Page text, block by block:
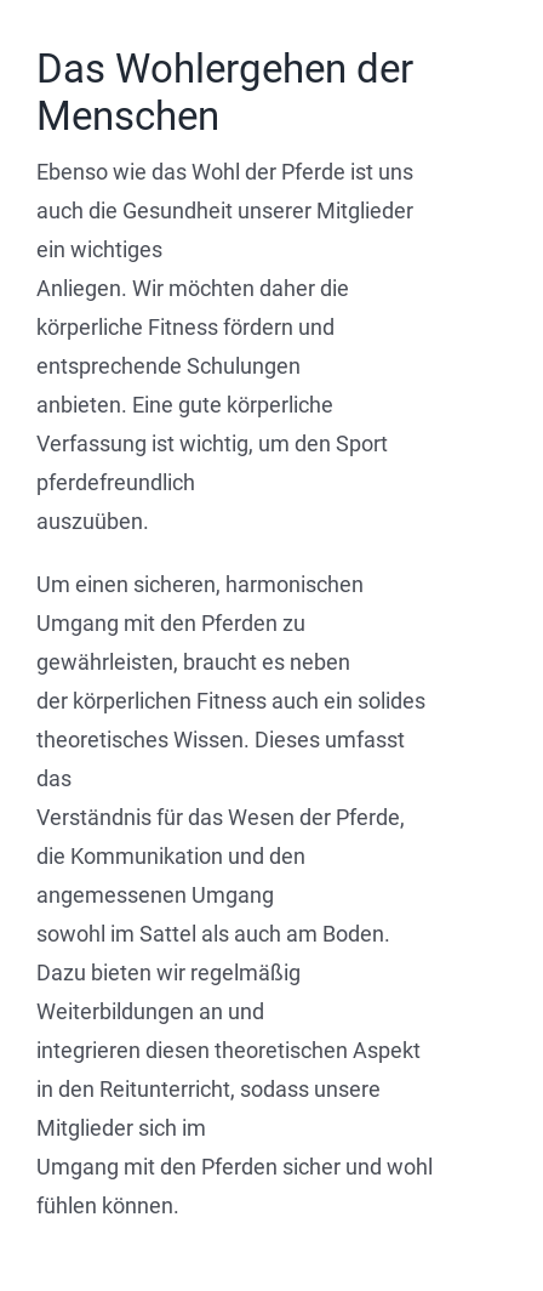
Das Wohlergehen der
Menschen
Ebenso wie das Wohl der Pferde ist uns
auch die Gesundheit unserer Mitglieder
ein wichtiges
Anliegen. Wir möchten daher die
körperliche Fitness fördern und
entsprechende Schulungen
anbieten. Eine gute körperliche
Verfassung ist wichtig, um den Sport
pferdefreundlich
auszuüben.
Um einen sicheren, harmonischen
Umgang mit den Pferden zu
gewährleisten, braucht es neben
der körperlichen Fitness auch ein solides
theoretisches Wissen. Dieses umfasst
das
Verständnis für das Wesen der Pferde,
die Kommunikation und den
angemessenen Umgang
sowohl im Sattel als auch am Boden.
Dazu bieten wir regelmäßig
Weiterbildungen an und
integrieren diesen theoretischen Aspekt
in den Reitunterricht, sodass unsere
Mitglieder sich im
Umgang mit den Pferden sicher und wohl
fühlen können.